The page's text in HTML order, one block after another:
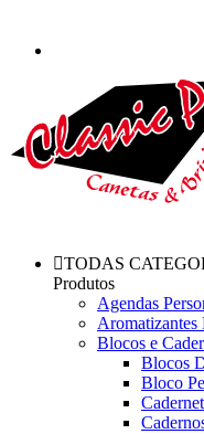
TODAS
Produtos
Agendas
Aromatizantes
Blocos e
Blocos
Bloco